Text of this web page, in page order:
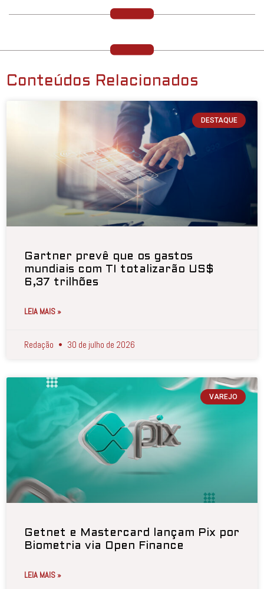
Conteúdos Relacionados
DESTAQUE
Gartner prevê que os gastos
mundiais com TI totalizarão US$
6,37 trilhões
LEIA MAIS »
Redação 30 de julho de 2026
VAREJO
Getnet e Mastercard lançam Pix por
Biometria via Open Finance
LEIA MAIS »